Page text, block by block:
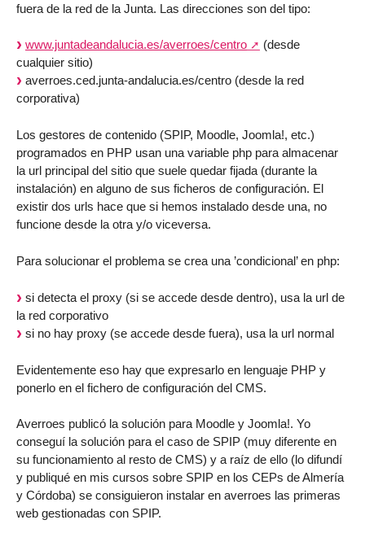
fuera de la red de la Junta. Las direcciones son del tipo:
www.juntadeandalucia.es/averroes/centro
(desde
cualquier sitio)
averroes.ced.junta-andalucia.es/centro (desde la red
corporativa)
Los gestores de contenido (SPIP, Moodle, Joomla!, etc.)
programados en PHP usan una variable php para almacenar
la url principal del sitio que suele quedar fijada (durante la
instalación) en alguno de sus ficheros de configuración. El
existir dos urls hace que si hemos instalado desde una, no
funcione desde la otra y/o viceversa.
Para solucionar el problema se crea una ’condicional’ en php:
si detecta el proxy (si se accede desde dentro), usa la url de
la red corporativo
si no hay proxy (se accede desde fuera), usa la url normal
Evidentemente eso hay que expresarlo en lenguaje PHP y
ponerlo en el fichero de configuración del CMS.
Averroes publicó la solución para Moodle y Joomla!. Yo
conseguí la solución para el caso de SPIP (muy diferente en
su funcionamiento al resto de CMS) y a raíz de ello (lo difundí
y publiqué en mis cursos sobre SPIP en los CEPs de Almería
y Córdoba) se consiguieron instalar en averroes las primeras
web gestionadas con SPIP.